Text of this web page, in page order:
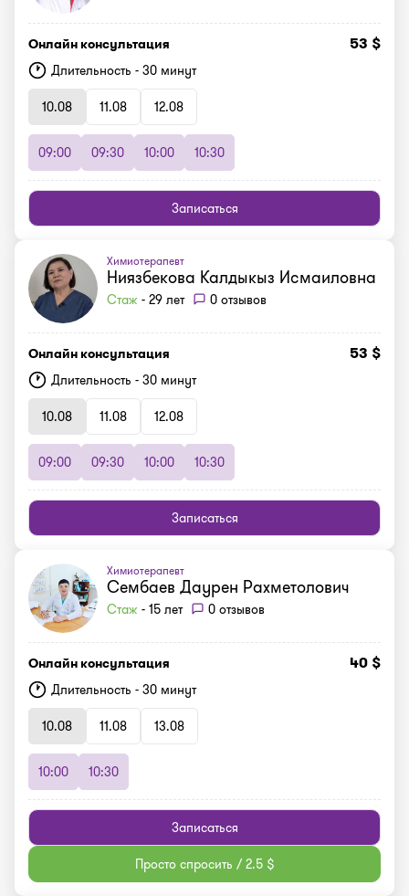
Онлайн консультация 53 $
Длительность - 30 минут
10.08
11.08 12.08
09:00 09:30 10:00 10:30
Записаться
Химиотерапевт
Ниязбекова Калдыкыз Исмаиловна
Стаж - 29 лет 0 отзывов
Онлайн консультация 53 $
Длительность - 30 минут
10.08
11.08 12.08
09:00 09:30 10:00 10:30
Записаться
Химиотерапевт
Сембаев Даурен Рахметолович
Стаж - 15 лет 0 отзывов
Онлайн консультация 40 $
Длительность - 30 минут
10.08
11.08 13.08
10:00 10:30
Записаться
Просто спросить / 2.5 $